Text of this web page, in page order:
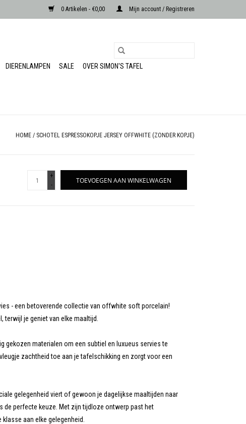
0 Artikelen - €0,00 Mijn account / Registreren
DIERENLAMPEN SALE
OVER SIMON'S TAFEL
HOME / SCHOTEL ESPRESSOKOPJE JERSEY OFFWHITE (ZONDER KOPJE)
+
-
TOEVOEGEN AAN WINKELWAGEN
- een betoverende collectie van offwhite soft porcelain!
terwijl je geniet van elke maaltijd.
gekozen materialen om een subtiel en luxueus servies te
zachtheid toe aan je tafelschikking en zorgt voor een
gelegenheid viert of gewoon je dagelijkse maaltijden naar
de perfecte keuze. Met zijn tijdloze ontwerp past het
aan elke gelegenheid.